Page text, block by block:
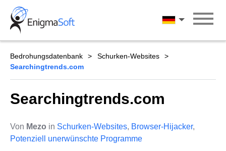
Skip
content
Deutsch
Bedrohungsdatenbank
Schurken-Websites
Searchingtrends.com
Searchingtrends.com
Von Mezo in Schurken-Websites, Browser-Hijacker,
Potenziell unerwünschte Programme